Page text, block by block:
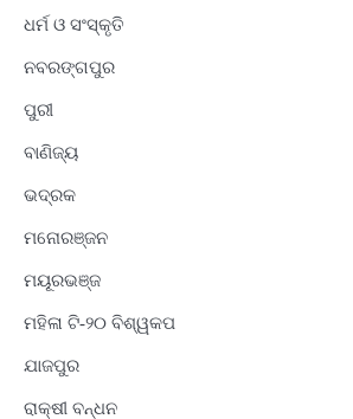
ଧର୍ମ ଓ ସଂସ୍କୃତି
ନବରଙ୍ଗପୁର
ପୁରୀ
ବାଣିଜ୍ୟ
ଭଦ୍ରକ
ମନୋରଞ୍ଜନ
ମୟୂରଭଞ୍ଜ
ମହିଳା ଟି-୨୦ ବିଶ୍ୱକପ
ଯାଜପୁର
ରାକ୍ଷୀ ବନ୍ଧନ